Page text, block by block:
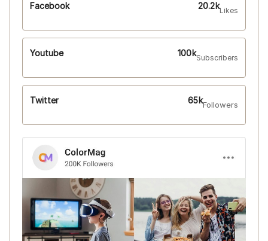
Facebook 20.2kLikes
Youtube 100kSubscribers
Twitter 65kFollowers